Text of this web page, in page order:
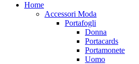
Home
Accessori Moda
Portafogli
Donna
Portacards
Portamonete
Uomo